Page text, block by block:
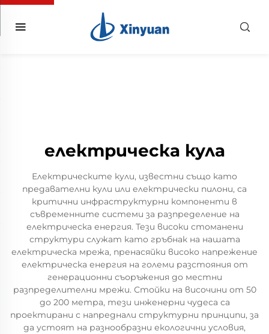
електрическа кула
Електрическите кули, известни също като
предавателни кули или електрически пилони, са
критични инфраструктурни компоненти в
съвременните системи за разпределение на
електрическа енергия. Тези високи стоманени
структури служат като гръбнак на нашата
електрическа мрежа, пренасяйки високо напрежение
електрическа енергия на големи разстояния от
генерационни съоръжения до местни
разпределителни мрежи. Стойки на височини от 50
до 200 метра, тези инженерни чудеса са
проектирани с напреднали структурни принципи, за
да устоят на разнообразни екологични условия,